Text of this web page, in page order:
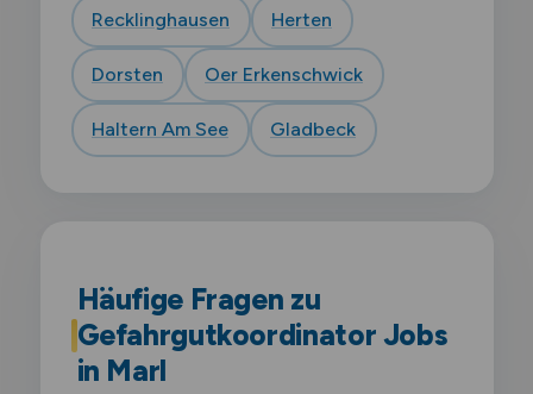
Recklinghausen Herten
Dorsten Oer Erkenschwick
Haltern Am See Gladbeck
Häufige Fragen zu
Gefahrgutkoordinator Jobs
in Marl